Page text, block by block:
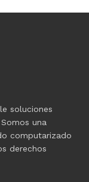
soluciones
una
computarizado
derechos